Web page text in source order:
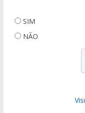
SIM
NÃO